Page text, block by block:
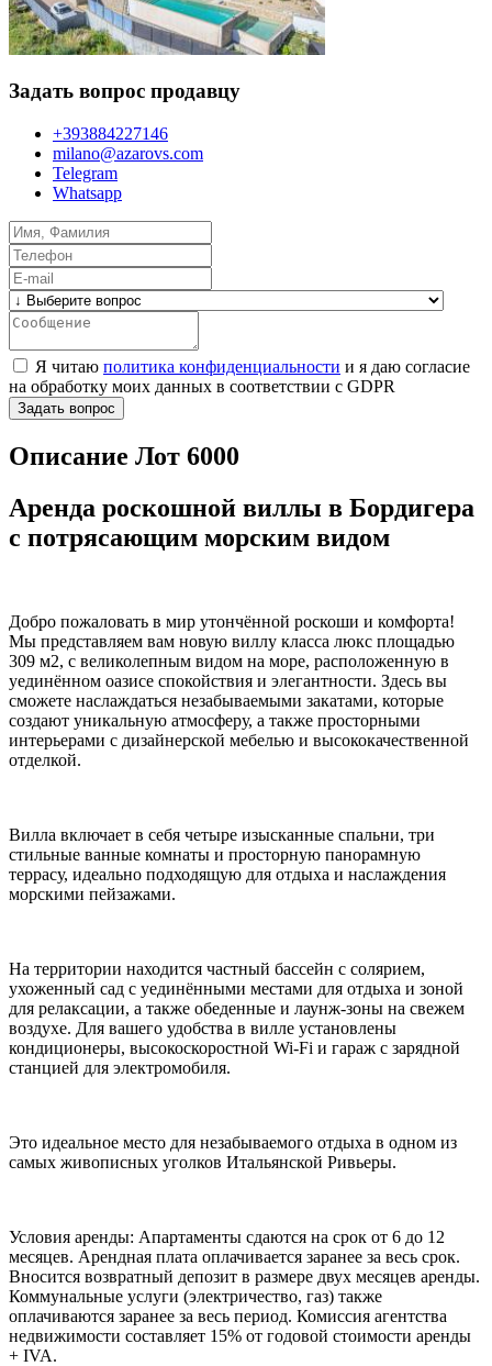
Задать вопрос продавцу
+393884227146
milano@azarovs.com
Telegram
Whatsapp
Я читаю политика конфиденциальности и я даю согласие
на обработку моих данных в соответствии с GDPR
Задать вопрос
Описание Лот 6000
Аренда роскошной виллы в Бордигера
с потрясающим морским видом
Добро пожаловать в мир утончённой роскоши и комфорта!
Мы представляем вам новую виллу класса люкс площадью
309 м2, с великолепным видом на море, расположенную в
уединённом оазисе спокойствия и элегантности. Здесь вы
сможете наслаждаться незабываемыми закатами, которые
создают уникальную атмосферу, а также просторными
интерьерами с дизайнерской мебелью и высококачественной
отделкой.
Вилла включает в себя четыре изысканные спальни, три
стильные ванные комнаты и просторную панорамную
террасу, идеально подходящую для отдыха и наслаждения
морскими пейзажами.
На территории находится частный бассейн с солярием,
ухоженный сад с уединёнными местами для отдыха и зоной
для релаксации, а также обеденные и лаунж-зоны на свежем
воздухе. Для вашего удобства в вилле установлены
кондиционеры, высокоскоростной Wi-Fi и гараж с зарядной
станцией для электромобиля.
Это идеальное место для незабываемого отдыха в одном из
самых живописных уголков Итальянской Ривьеры.
Условия аренды: Апартаменты сдаются на срок от 6 до 12
месяцев. Арендная плата оплачивается заранее за весь срок.
Вносится возвратный депозит в размере двух месяцев аренды.
Коммунальные услуги (электричество, газ) также
оплачиваются заранее за весь период. Комиссия агентства
недвижимости составляет 15% от годовой стоимости аренды
+ IVA.